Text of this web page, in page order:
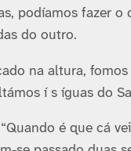
podí­amos fazer o
do outro.
na altura,
í s íguas do
é que cá